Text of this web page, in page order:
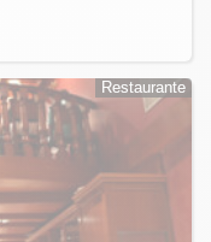
Restaurante
Restaurante